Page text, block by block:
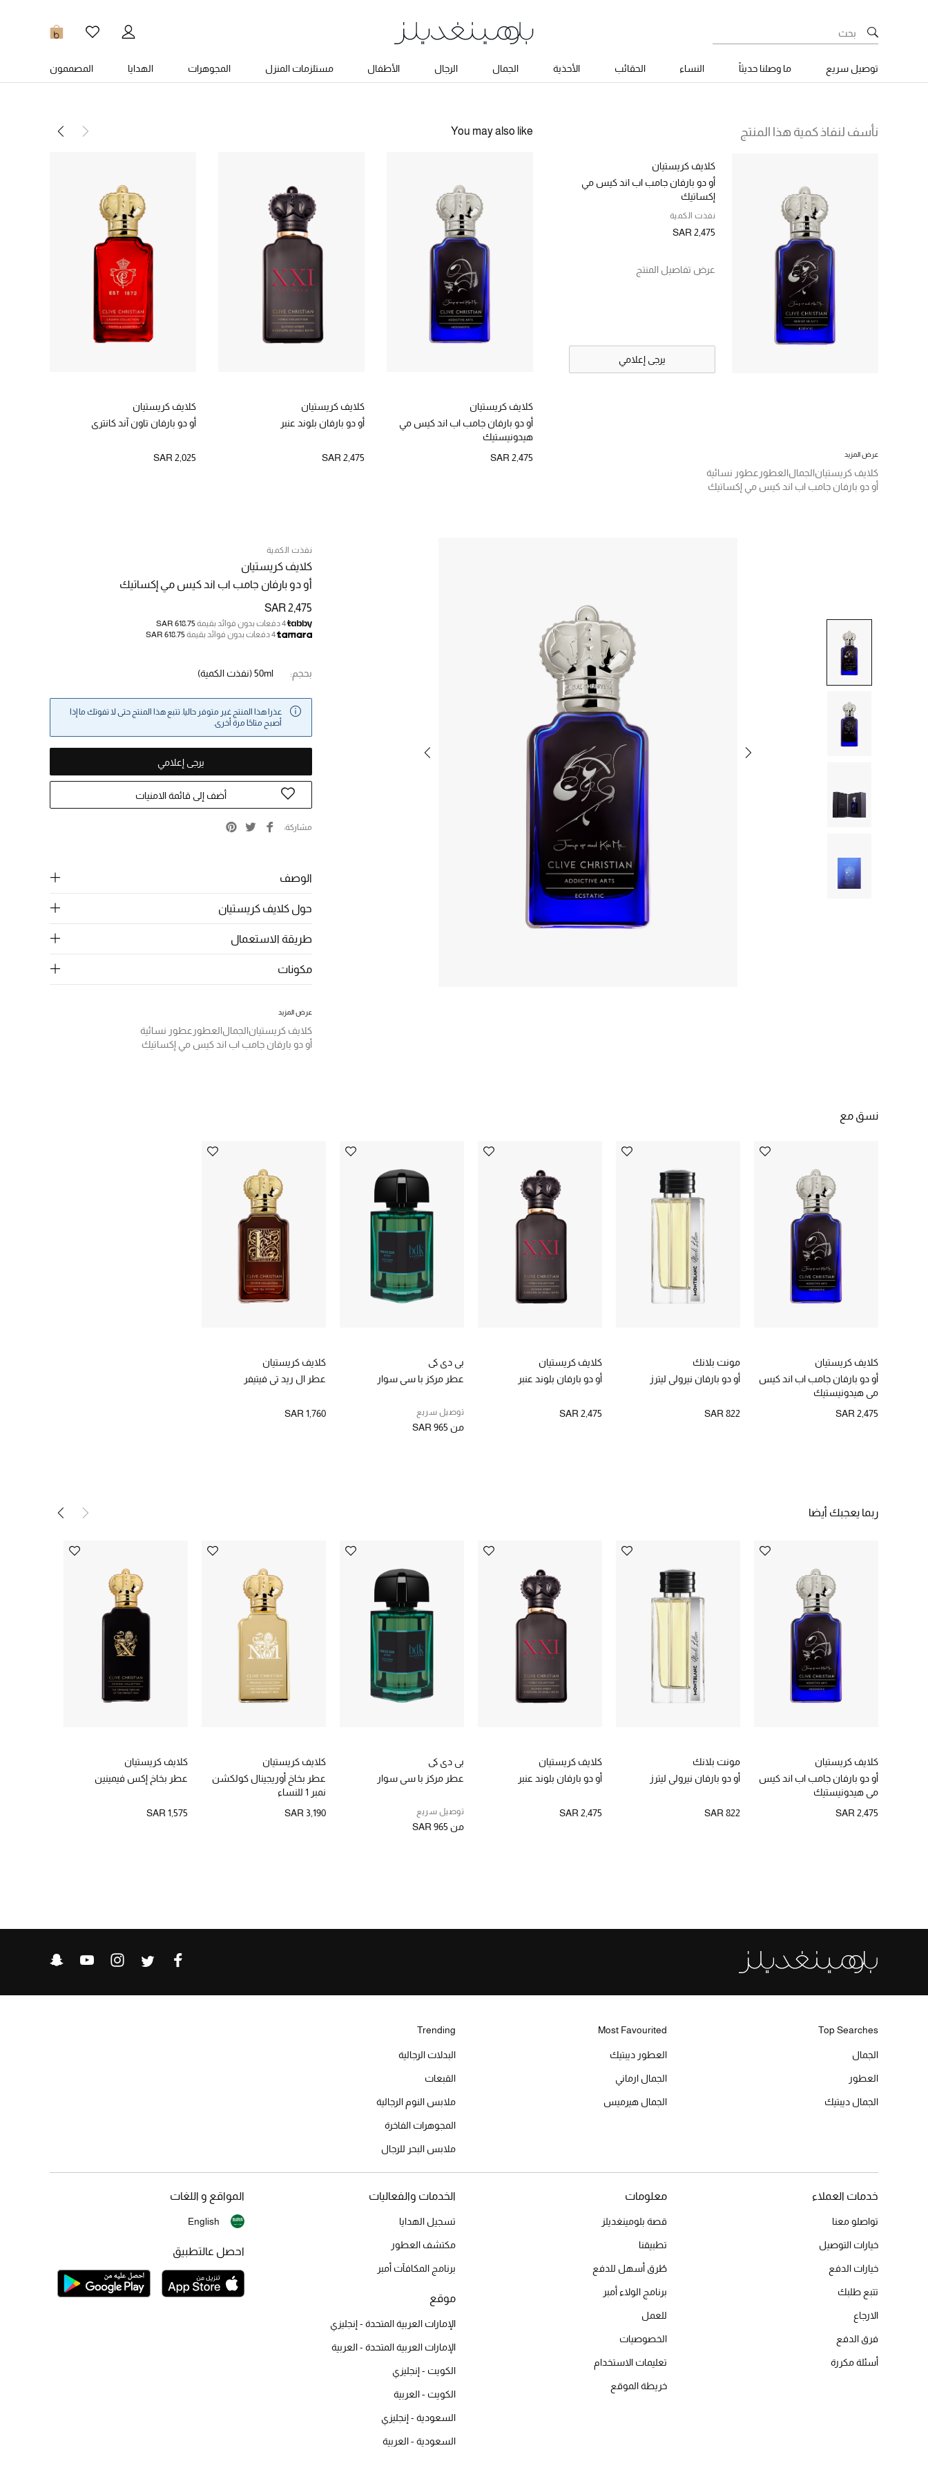
0
توصيل سريع ما وصلنا حديثاً النساء الحقائب الأحذية الجمال الرجال الأطفال مستلزمات المنزل المجوهرات الهدايا المصممون
نأسف لنفاذ كمية هذا المنتج
كلايف كريستيان
أو دو بارفان جامب اب اند كيس مي
إكساتيك
نفذت الكمية
SAR 2,475
عرض تفاصيل المنتج
يرجى إعلامي
عرض المزيد
كلايف كريستيانالجمالالعطور عطور نسائية
أو دو بارفان جامب اب اند كيس مي إكساتيك
You may also like
كلايف كريستيان
أو دو بارفان جامب اب اند كيس مي
هيدونيستيك
SAR 2,475
كلايف كريستيان
أو دو بارفان بلوند عنبر
SAR 2,475
كلايف كريستيان
أو دو بارفان تاون آند كانتري
SAR 2,025
نفذت الكمية
كلايف كريستيان
أو دو بارفان جامب اب اند كيس مي إكساتيك
SAR 2,475
4 دفعات بدون فوائد بقيمة
SAR 618.75
4 دفعات بدون فوائد بقيمة
SAR 618.75
بحجم: 50ml(نفذت الكمية)
عذرا هذا المنتج غير متوفر حاليا. تتبع هذا المنتج حتى لا تفوتك ما إذا
أصبح متاحًا مرة أخرى.
يرجى إعلامي
أضف إلى قائمة الامنيات
مشاركة
الوصف
حول كلايف كريستيان
طريقة الاستعمال
مكونات
عرض المزيد
كلايف كريستيانالجمالالعطور عطور نسائية
أو دو بارفان جامب اب اند كيس مي إكساتيك
نسق مع
كلايف كريستيان
أو دو بارفان جامب اب اند كيس
مي هيدونيستيك
SAR 2,475
مونت بلانك
أو دو بارفان نيرولي ليترز
SAR 822
كلايف كريستيان
أو دو بارفان بلوند عنبر
SAR 2,475
بي دي كى
عطر مركز با سي سوار
توصيل سريع
من SAR 965
كلايف كريستيان
عطر ال ريد تي فيتيفر
SAR 1,760
ربما يعجبك أيضا
كلايف كريستيان
أو دو بارفان جامب اب اند كيس
مي هيدونيستيك
SAR 2,475
مونت بلانك
أو دو بارفان نيرولي ليترز
SAR 822
كلايف كريستيان
أو دو بارفان بلوند عنبر
SAR 2,475
بي دي كى
عطر مركز با سي سوار
توصيل سريع
من SAR 965
كلايف كريستيان
عطر بخاخ أوريجينال كولكشن
نمبر 1 للنساء
SAR 3,190
كلايف كريستيان
عطر بخاخ إكس فيمينين
SAR 1,575
Top Searches
الجمال
العطور
الجمال ديبتيك
Most Favourited
العطور ديبتيك
الجمال ارماني
الجمال هيرميس
Trending
البدلات الرجالية
القبعات
ملابس النوم الرجالية
المجوهرات الفاخرة
ملابس البحر للرجال
خدمات العملاء
تواصلو معنا
خيارات التوصيل
خيارات الدفع
تتبع طلبك
الارجاع
فرق الدفع
أسئلة مكررة
معلومات
قصة بلومينغديلز
تطبيقنا
طُرق أسهل للدفع
برنامج الولاء أمبر
للعمل
الخصوصيات
تعليمات الاستخدام
خريطة الموقع
الخدمات والفعاليات
تسجيل الهدايا
مكتشف العطور
برنامج المكافآت أمبر
موقع
الإمارات العربية المتحدة - إنجليزي
الإمارات العربية المتحدة - العربية
الكويت - إنجليزي
الكويت - العربية
السعودية - إنجليزي
السعودية - العربية
المواقع و اللغات
English
احصل عالتطبيق